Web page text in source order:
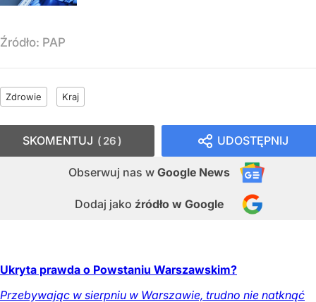
Źródło: PAP
Zdrowie Kraj
UDOSTĘPNIJ
Obserwuj nas w Google News
Dodaj jako źródło w Google
SKOMENTUJ 26
Ukryta prawda o Powstaniu Warszawskim?
Przebywając w sierpniu w Warszawie, trudno nie natknąć